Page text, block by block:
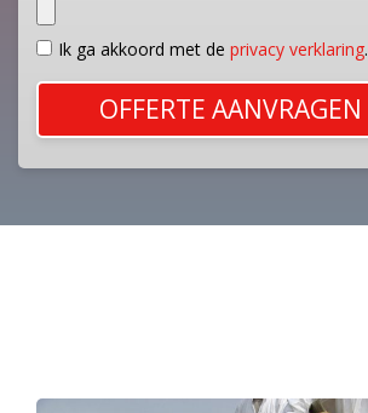
Ik ga akkoord met de privacy verklaring.